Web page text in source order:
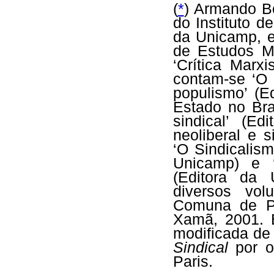
(*) Armando
do Instituto
da Unicamp,
de Estudos
‘Crítica
contam-se
populismo’
Estado no
sindical’
neoliberal e
‘O
Unicamp) e
(Editora da
diversos
Comuna de
Xamã, 2001.
modificada
Sindicalpor
Paris.